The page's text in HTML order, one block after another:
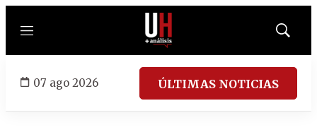
Menú
Mostrar
07 ago 2026 ÚLTIMAS NOTICIAS